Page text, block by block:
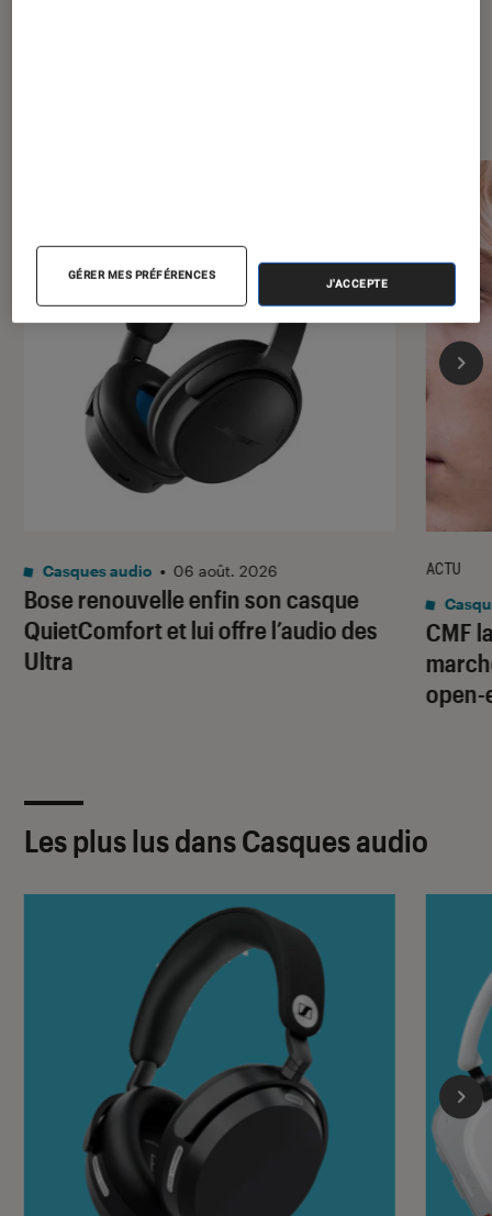
Bose renouvelle enfin son casque
QuietComfort et lui offre l’audio des
Ultra
Casques audio • 06 août. 2026
CMF
open-
ACTU
Les plus lus dans Casques audio
GÉRER MES PRÉFÉRENCES
J'ACCEPTE